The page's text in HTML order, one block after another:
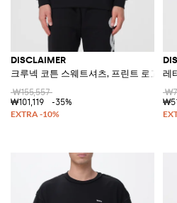
DISCLAIMER
크루넥 코튼 스웨트셔츠, 프린트 로고 및
₩155,557
₩101,119
-35%
레